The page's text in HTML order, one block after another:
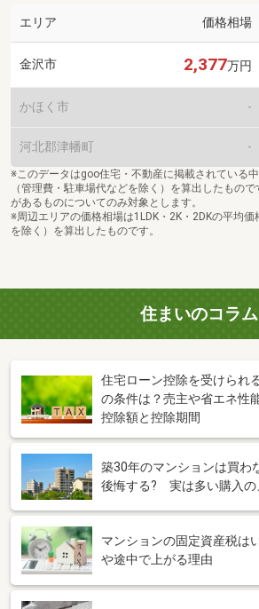
エリア 価格相場
金沢市 2,377万円
かほく市 -
河北郡津幡町 -
※このデータはgoo住宅・不動産に掲載されている
（管理費・駐車場代などを除く）を算出したもの
があるものについてのみ対象とします。
※周辺エリアの価格相場は1LDK・2K・2DKの平均
を除く）を算出したものです。
住まいのコラム
住宅ローン控除を受けられ
の条件は？売主や省エネ性
控除額と控除期間
築30年のマンションは買わ
後悔する? 実は多い購入の
マンションの固定資産税は
や途中で上がる理由